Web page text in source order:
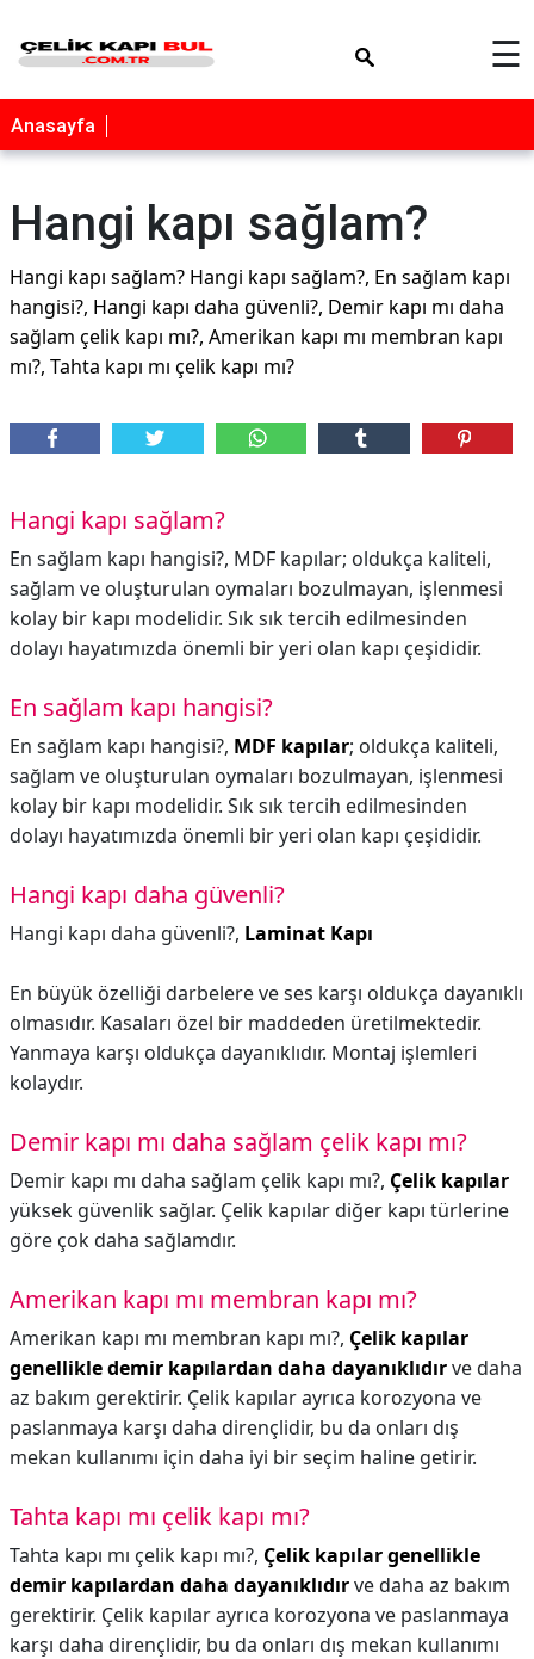
☰
Anasayfa
Hangi kapı sağlam?
Hangi kapı sağlam? Hangi kapı sağlam?, En sağlam kapı
hangisi?, Hangi kapı daha güvenli?, Demir kapı mı daha
sağlam çelik kapı mı?, Amerikan kapı mı membran kapı
mı?, Tahta kapı mı çelik kapı mı?
Hangi kapı sağlam?
En sağlam kapı hangisi?, MDF kapılar; oldukça kaliteli,
sağlam ve oluşturulan oymaları bozulmayan, işlenmesi
kolay bir kapı modelidir. Sık sık tercih edilmesinden
dolayı hayatımızda önemli bir yeri olan kapı çeşididir.
En sağlam kapı hangisi?
En sağlam kapı hangisi?, MDF kapılar; oldukça kaliteli,
sağlam ve oluşturulan oymaları bozulmayan, işlenmesi
kolay bir kapı modelidir. Sık sık tercih edilmesinden
dolayı hayatımızda önemli bir yeri olan kapı çeşididir.
Hangi kapı daha güvenli?
Hangi kapı daha güvenli?, Laminat Kapı
En büyük özelliği darbelere ve ses karşı oldukça dayanıklı
olmasıdır. Kasaları özel bir maddeden üretilmektedir.
Yanmaya karşı oldukça dayanıklıdır. Montaj işlemleri
kolaydır.
Demir kapı mı daha sağlam çelik kapı mı?
Demir kapı mı daha sağlam çelik kapı mı?, Çelik kapılar
yüksek güvenlik sağlar. Çelik kapılar diğer kapı türlerine
göre çok daha sağlamdır.
Amerikan kapı mı membran kapı mı?
Amerikan kapı mı membran kapı mı?, Çelik kapılar
genellikle demir kapılardan daha dayanıklıdırve daha
az bakım gerektirir. Çelik kapılar ayrıca korozyona ve
paslanmaya karşı daha dirençlidir, bu da onları dış
mekan kullanımı için daha iyi bir seçim haline getirir.
Tahta kapı mı çelik kapı mı?
Tahta kapı mı çelik kapı mı?, Çelik kapılar genellikle
demir kapılardan daha dayanıklıdırve daha az bakım
gerektirir. Çelik kapılar ayrıca korozyona ve paslanmaya
karşı daha dirençlidir, bu da onları dış mekan kullanımı